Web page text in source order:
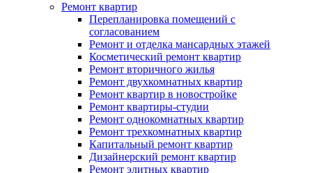
Ремонт квартир
Перепланировка помещений с
согласованием
Ремонт и отделка мансардных этажей
Косметический ремонт квартир
Ремонт вторичного жилья
Ремонт двухкомнатных квартир
Ремонт квартир в новостройке
Ремонт квартиры-студии
Ремонт однокомнатных квартир
Ремонт трехкомнатных квартир
Капитальный ремонт квартир
Дизайнерский ремонт квартир
Ремонт элитных квартир